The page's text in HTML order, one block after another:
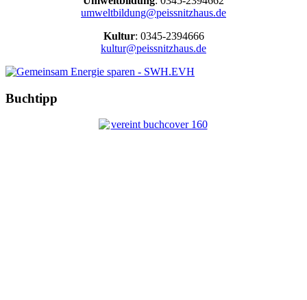
umweltbildung@peissnitzhaus.de
Kultur: 0345-2394666
kultur@peissnitzhaus.de
Buchtipp